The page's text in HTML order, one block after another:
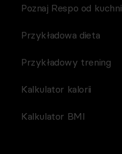
Poznaj Respo od kuchni
Przykładowa dieta
Przykładowy trening
Kalkulator kalorii
Kalkulator BMI